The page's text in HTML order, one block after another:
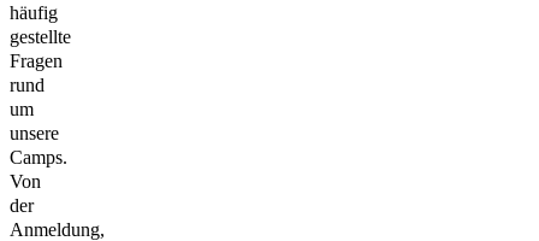
häufig
gestellte
Fragen
rund
um
unsere
Camps.
Von
der
Anmeldung,